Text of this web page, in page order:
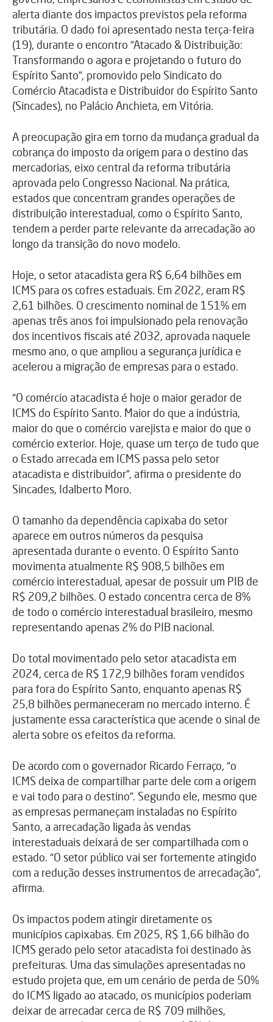
alerta diante dos impactos previstos pela reforma
tributária. O dado foi apresentado nesta terça-feira
(19), durante o encontro “Atacado & Distribuição:
Transformando o agora e projetando o futuro do
Espírito Santo”, promovido pelo Sindicato do
Comércio Atacadista e Distribuidor do Espírito Santo
(Sincades), no Palácio Anchieta, em Vitória.
A preocupação gira em torno da mudança gradual da
cobrança do imposto da origem para o destino das
mercadorias, eixo central da reforma tributária
aprovada pelo Congresso Nacional. Na prática,
estados que concentram grandes operações de
distribuição interestadual, como o Espírito Santo,
tendem a perder parte relevante da arrecadação ao
longo da transição do novo modelo.
Hoje, o setor atacadista gera R$ 6,64 bilhões em
ICMS para os cofres estaduais. Em 2022, eram R$
2,61 bilhões. O crescimento nominal de 151% em
apenas três anos foi impulsionado pela renovação
dos incentivos fiscais até 2032, aprovada naquele
mesmo ano, o que ampliou a segurança jurídica e
acelerou a migração de empresas para o estado.
“O comércio atacadista é hoje o maior gerador de
ICMS do Espírito Santo. Maior do que a indústria,
maior do que o comércio varejista e maior do que o
comércio exterior. Hoje, quase um terço de tudo que
o Estado arrecada em ICMS passa pelo setor
atacadista e distribuidor”, afirma o presidente do
Sincades, Idalberto Moro.
O tamanho da dependência capixaba do setor
aparece em outros números da pesquisa
apresentada durante o evento. O Espírito Santo
movimenta atualmente R$ 908,5 bilhões em
comércio interestadual, apesar de possuir um PIB de
R$ 209,2 bilhões. O estado concentra cerca de 8%
de todo o comércio interestadual brasileiro, mesmo
representando apenas 2% do PIB nacional.
Do total movimentado pelo setor atacadista em
2024, cerca de R$ 172,9 bilhões foram vendidos
para fora do Espírito Santo, enquanto apenas R$
25,8 bilhões permaneceram no mercado interno. É
justamente essa característica que acende o sinal de
alerta sobre os efeitos da reforma.
De acordo com o governador Ricardo Ferraço, “o
ICMS deixa de compartilhar parte dele com a origem
e vai todo para o destino”. Segundo ele, mesmo que
as empresas permaneçam instaladas no Espírito
Santo, a arrecadação ligada às vendas
interestaduais deixará de ser compartilhada com o
estado. “O setor público vai ser fortemente atingido
com a redução desses instrumentos de arrecadação”,
afirma.
Os impactos podem atingir diretamente os
municípios capixabas. Em 2025, R$ 1,66 bilhão do
ICMS gerado pelo setor atacadista foi destinado às
prefeituras. Uma das simulações apresentadas no
estudo projeta que, em um cenário de perda de 50%
do ICMS ligado ao atacado, os municípios poderiam
deixar de arrecadar cerca de R$ 709 milhões,